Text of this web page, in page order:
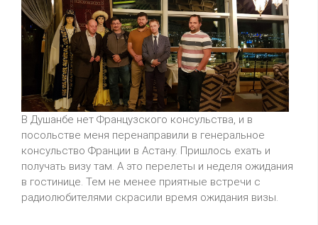
В Душанбе нет Французского консульства, и в
посольстве меня перенаправили в генеральное
консульство Франции в Астану. Пришлось ехать и
получать визу там. А это перелеты и неделя ожидания
в гостинице. Тем не менее приятные встречи с
радиолюбителями скрасили время ожидания визы.